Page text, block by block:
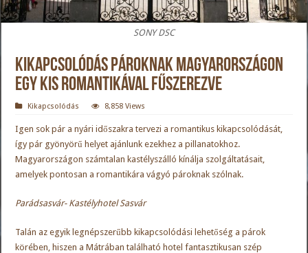
SONY DSC
Kikapcsolódás pároknak Magyarországon
egy kis romantikával fűszerezve
Kikapcsolódás 8,858 Views
Igen sok pár a nyári időszakra tervezi a romantikus kikapcsolódását,
így pár gyönyörű helyet ajánlunk ezekhez a pillanatokhoz.
Magyarországon számtalan kastélyszálló kínálja szolgáltatásait,
amelyek pontosan a romantikára vágyó pároknak szólnak.
Parádsasvár- Kastélyhotel Sasvár
Talán az egyik legnépszerűbb kikapcsolódási lehetőség a párok
körében, hiszen a Mátrában található hotel fantasztikusan szép